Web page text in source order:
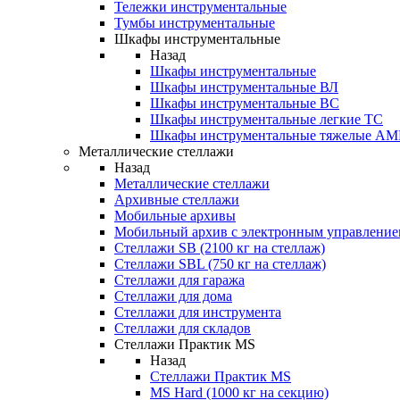
Тележки инструментальные
Тумбы инструментальные
Шкафы инструментальные
Назад
Шкафы инструментальные
Шкафы инструментальные ВЛ
Шкафы инструментальные ВС
Шкафы инструментальные легкие ТС
Шкафы инструментальные тяжелые
Металлические стеллажи
Назад
Металлические стеллажи
Архивные стеллажи
Мобильные архивы
Мобильный архив с электронным
Стеллажи SB (2100 кг на стеллаж)
Стеллажи SBL (750 кг на стеллаж)
Стеллажи для гаража
Стеллажи для дома
Стеллажи для инструмента
Стеллажи для складов
Стеллажи Практик MS
Назад
Стеллажи Практик MS
MS Hard (1000 кг на секцию)